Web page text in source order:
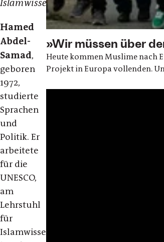
Islamwissenschaftler
Hamed
Abdel-
Samad,
geboren
1972,
studierte
Sprachen
und
Politik. Er
arbeitete
für die
UNESCO,
am
Lehrstuhl
für
Islamwissenschaft
»Wir müssen über
Heute kommen Muslime nach
Projekt in Europa vollenden.